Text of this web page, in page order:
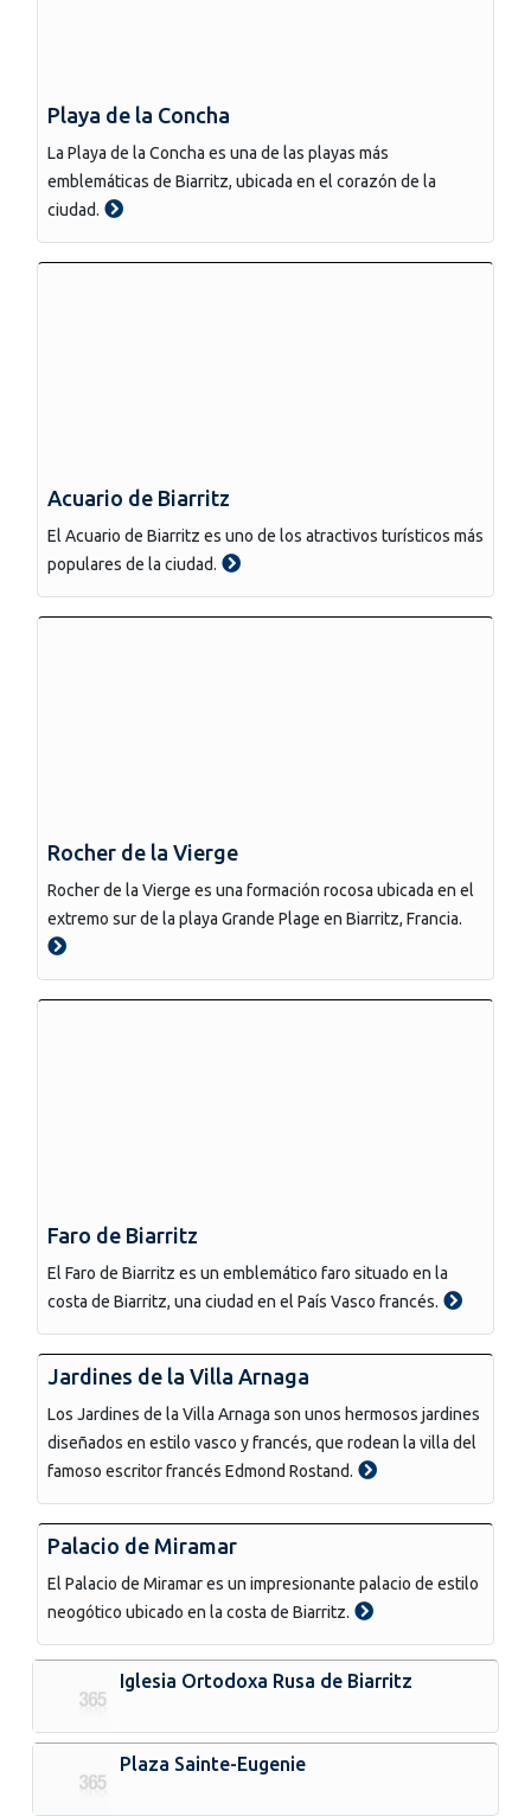
Playa de la Concha
La Playa de la Concha es una de las playas más
emblemáticas de Biarritz, ubicada en el corazón de la
ciudad.
Acuario de Biarritz
El Acuario de Biarritz es uno de los atractivos turísticos más
populares de la ciudad.
Rocher de la Vierge
Rocher de la Vierge es una formación rocosa ubicada en el
extremo sur de la playa Grande Plage en Biarritz, Francia.
Faro de Biarritz
El Faro de Biarritz es un emblemático faro situado en la
costa de Biarritz, una ciudad en el País Vasco francés.
Jardines de la Villa Arnaga
Los Jardines de la Villa Arnaga son unos hermosos jardines
diseñados en estilo vasco y francés, que rodean la villa del
famoso escritor francés Edmond Rostand.
Palacio de Miramar
El Palacio de Miramar es un impresionante palacio de estilo
neogótico ubicado en la costa de Biarritz.
Iglesia Ortodoxa Rusa de Biarritz
Plaza Sainte-Eugenie